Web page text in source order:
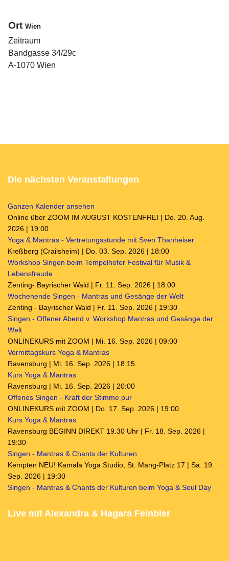
Ort Wien
Zeitraum
Bandgasse 34/29c
A-1070 Wien
Die nächsten Veranstaltungen
Ganzen Kalender ansehen
Online über ZOOM IM AUGUST KOSTENFREI | Do. 20. Aug.
2026 | 19:00
Yoga & Mantras - Vertretungsstunde mit Sven Thanheiser
Kreßberg (Crailsheim) | Do. 03. Sep. 2026 | 18:00
Workshop Singen beim Tempelhofer Festival für Musik &
Lebensfreude
Zenting- Bayrischer Wald | Fr. 11. Sep. 2026 | 18:00
Wochenende Singen - Mantras und Gesänge der Welt
Zenting - Bayrischer Wald | Fr. 11. Sep. 2026 | 19:30
Singen - Offener Abend v. Workshop Mantras und Gesänge der
Welt
ONLINEKURS mit ZOOM | Mi. 16. Sep. 2026 | 09:00
Vormittagskurs Yoga & Mantras
Ravensburg | Mi. 16. Sep. 2026 | 18:15
Kurs Yoga & Mantras
Ravensburg | Mi. 16. Sep. 2026 | 20:00
Offenes Singen - Kraft der Stimme pur
ONLINEKURS mit ZOOM | Do. 17. Sep. 2026 | 19:00
Kurs Yoga & Mantras
Ravensburg BEGINN DIREKT 19.30 Uhr | Fr. 18. Sep. 2026 |
19:30
Singen - Mantras & Chants der Kulturen
Kempten NEU! Kamala Yoga Studio, St. Mang-Platz 17 | Sa. 19.
Sep. 2026 | 19:30
Singen - Mantras & Chants der Kulturen beim Yoga & Soul Day
Live mit Alexandra & Hagara Feinbier